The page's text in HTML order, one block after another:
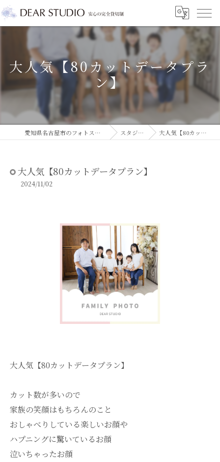
大人気【80カットデータプラ
ン】
愛知県名古屋市のフォトスタジオならDEAR STUDIO スタジオコラム 大人気【80カットデータプラン】
大人気【80カットデータプラン】
2024/11/02
大人気【80カットデータプラン】
カット数が多いので
家族の笑顔はもちろんのこと
おしゃべりしている楽しいお顔や
ハプニングに驚いているお顔
泣いちゃったお顔